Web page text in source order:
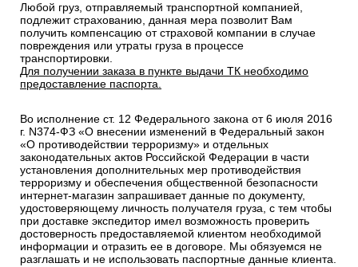
Любой груз, отправляемый транспортной компанией,
подлежит страхованию, данная мера позволит Вам
получить компенсацию от страховой компании в случае
повреждения или утраты груза в процессе
транспортировки.
Для получении заказа в пункте выдачи ТК необходимо
предоставление паспорта.
Во исполнение ст. 12 Федерального закона от 6 июля 2016
г. N374-ФЗ «О внесении изменений в Федеральный закон
«О противодействии терроризму» и отдельных
законодательных актов Российской Федерации в части
установления дополнительных мер противодействия
терроризму и обеспечения общественной безопасности
интернет-магазин запрашивает данные по документу,
удостоверяющему личность получателя груза, с тем чтобы
при доставке экспедитор имел возможность проверить
достоверность предоставляемой клиентом необходимой
информации и отразить ее в договоре. Мы обязуемся не
разглашать и не использовать паспортные данные клиента.